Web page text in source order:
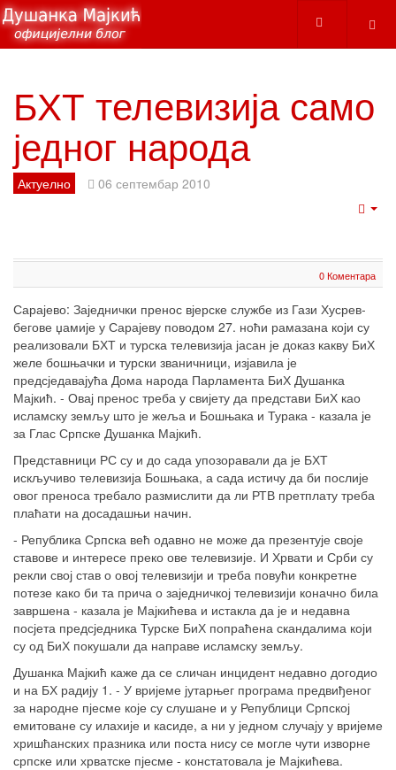
БХТ телевизија само
једног народа
Актуелно 06 септембар 2010
0 Коментара
Сарајево: Заједнички пренос вјерске службе из Гази Хусрев-
бегове џамије у Сарајеву поводом 27. ноћи рамазана који су
реализовали БХТ и турска телевизија јасан је доказ какву БиХ
желе бошњачки и турски званичници, изјавила је
предсједавајућа Дома народа Парламента БиХ Душанка
Мајкић. - Овај пренос треба у свијету да представи БиХ као
исламску земљу што је жеља и Бошњака и Турака - казала је
за Глас Српске Душанка Мајкић.
Представници РС су и до сада упозоравали да је БХТ
искључиво телевизија Бошњака, а сада истичу да би послије
овог преноса требало размислити да ли РТВ претплату треба
плаћати на досадашњи начин.
- Република Српска већ одавно не може да презентује своје
ставове и интересе преко ове телевизије. И Хрвати и Срби су
рекли свој став о овој телевизији и треба повући конкретне
потезе како би та прича о заједничкој телевизији коначно била
завршена - казала је Мајкићева и истакла да је и недавна
посјета предсједника Турске БиХ попраћена скандалима који
су од БиХ покушали да направе исламску земљу.
Душанка Мајкић каже да се сличан инцидент недавно догодио
и на БХ радију 1. - У вријеме јутарњег програма предвиђеног
за народне пјесме које су слушане и у Републици Српској
емитоване су илахије и касиде, а ни у једном случају у вријеме
хришћанских празника или поста нису се могле чути изворне
српске или хрватске пјесме - констатовала је Мајкићева.